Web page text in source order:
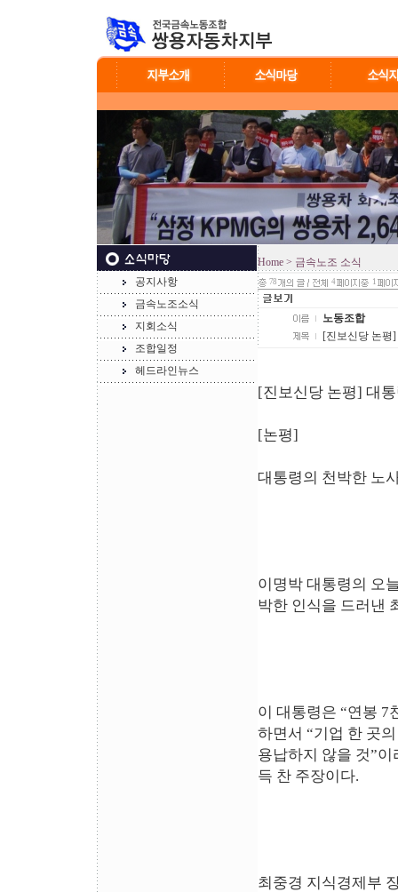
공지사항
금속노조소식
지회소식
조합일정
헤드라인뉴스
Home > 금속노조 소식
78 4 1
노동조합
[진보신당 논평
[진보신당 논평] 대
[논평]
대통령의 천박한 노
이명박 대통령의 오
박한 인식을 드러낸
이 대통령은 “연봉 7
하면서 “기업 한 곳
용납하지 않을 것”
득 찬 주장이다.
최중경 지식경제부